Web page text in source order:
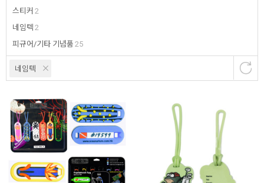
스티커 2
네임텍 2
피규어/기타 기념품 25
네임텍